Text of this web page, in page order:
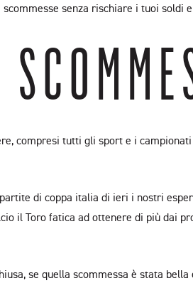
senza rischiare i tuoi
compresi tutti gli sport e i
di coppa italia di ieri i nostri
il Toro fatica ad ottenere di più dai
se quella scommessa è stata